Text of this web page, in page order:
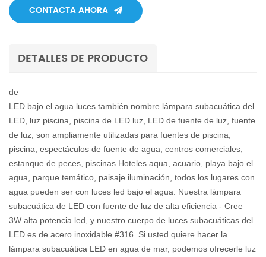
CONTACTA AHORA
DETALLES DE PRODUCTO
de
LED bajo el agua luces también nombre lámpara subacuática del
LED, luz piscina, piscina de LED luz, LED de fuente de luz, fuente
de luz, son ampliamente utilizadas para fuentes de piscina,
piscina, espectáculos de fuente de agua, centros comerciales,
estanque de peces, piscinas Hoteles aqua, acuario, playa bajo el
agua, parque temático, paisaje iluminación, todos los lugares con
agua pueden ser con luces led bajo el agua. Nuestra lámpara
subacuática de LED con fuente de luz de alta eficiencia - Cree
3W alta potencia led, y nuestro cuerpo de luces subacuáticas del
LED es de acero inoxidable #316. Si usted quiere hacer la
lámpara subacuática LED en agua de mar, podemos ofrecerle luz